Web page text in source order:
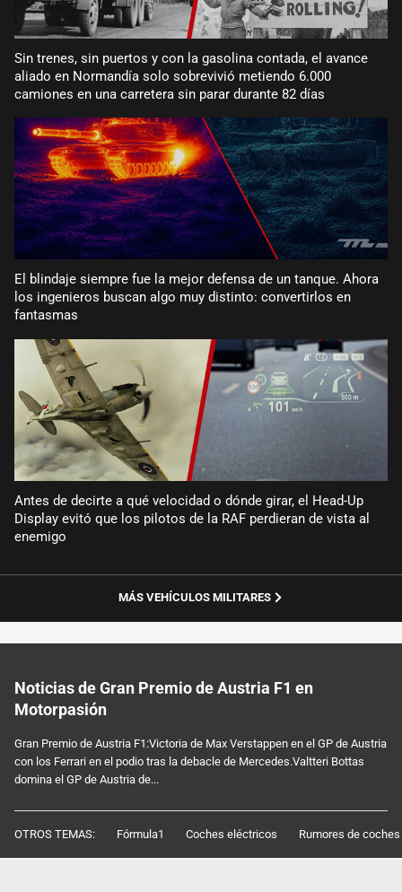
Sin trenes, sin puertos y con la gasolina contada, el avance
aliado en Normandía solo sobrevivió metiendo 6.000
camiones en una carretera sin parar durante 82 días
El blindaje siempre fue la mejor defensa de un tanque. Ahora
los ingenieros buscan algo muy distinto: convertirlos en
fantasmas
Antes de decirte a qué velocidad o dónde girar, el Head-Up
Display evitó que los pilotos de la RAF perdieran de vista al
enemigo
MÁS VEHÍCULOS MILITARES
Noticias de Gran Premio de Austria F1 en
Motorpasión
Gran Premio de Austria F1:Victoria de Max Verstappen en el GP de Austria
con los Ferrari en el podio tras la debacle de Mercedes.Valtteri Bottas
domina el GP de Austria de...
OTROS TEMAS: Fórmula1 Coches eléctricos Rumores de coches